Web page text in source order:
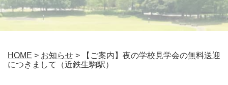
HOME > お知らせ > 【ご案内】夜の学校見学会の無料送迎
につきまして（近鉄生駒駅）